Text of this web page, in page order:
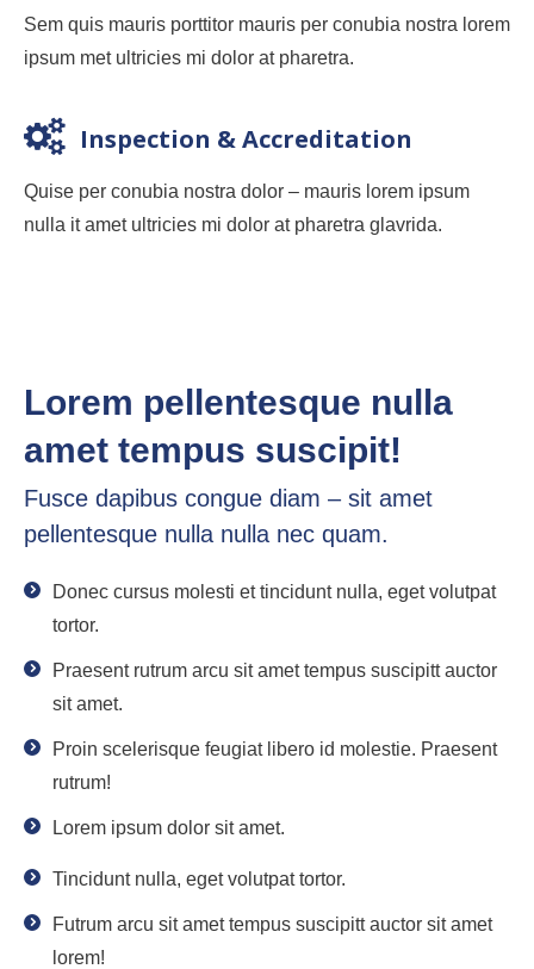
Sem quis mauris porttitor mauris per conubia nostra lorem
ipsum met ultricies mi dolor at pharetra.
Inspection & Accreditation
Quise per conubia nostra dolor – mauris lorem ipsum
nulla it amet ultricies mi dolor at pharetra glavrida.
Lorem pellentesque nulla
amet tempus suscipit!
Fusce dapibus congue diam – sit amet
pellentesque nulla nulla nec quam.
Donec cursus molesti et tincidunt nulla, eget volutpat
tortor.
Praesent rutrum arcu sit amet tempus suscipitt auctor
sit amet.
Proin scelerisque feugiat libero id molestie. Praesent
rutrum!
Lorem ipsum dolor sit amet.
Tincidunt nulla, eget volutpat tortor.
Futrum arcu sit amet tempus suscipitt auctor sit amet
lorem!